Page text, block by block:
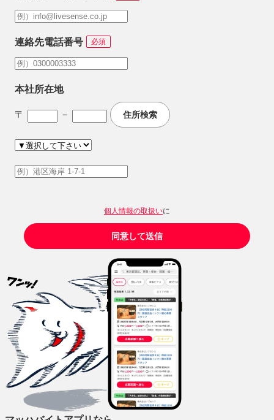
連絡先電話番号 必須
本社所在地
〒 － 住所検索
個人情報の取扱いに
同意して送信